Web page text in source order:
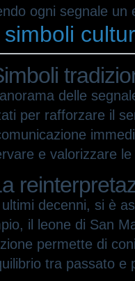
ogni segnale un
simboli
delle
per rafforzare il
e valorizzare
ultimi decenni, si è
il leone di San
permette di
tra passato e